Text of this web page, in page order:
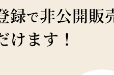
録で非公開販
けます！